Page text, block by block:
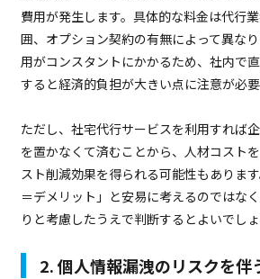
費用が発生します。具体的な料金は代行
囲、オプション契約の有無によって異な
用がコンスタントにかかるため、社内で
すると経済的負担が大きい点に注意が必要
ただし、社宅代行サービスを利用すれば
を置かなくて済むことから、人材コスト
スト削減効果を得られる可能性もありま
＝デメリット」と安易に考えるのではな
りと考慮したうえで判断するとよいでしょ
2. 個人情報漏洩のリスクを伴